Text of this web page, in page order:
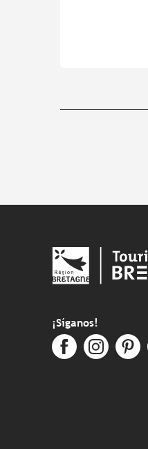
¡Síganos!